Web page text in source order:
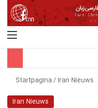
Menu
Startpagina/Iran Nieuws
Iran Nieuws